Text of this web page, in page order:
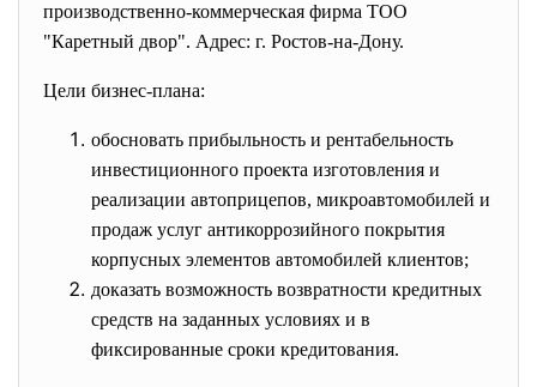
производственно-коммерческая фирма ТОО
"Каретный двор". Адрес: г. Ростов-на-Дону.
Цели бизнес-плана:
обосновать прибыльность и рентабельность
инвестиционного проекта изготовления и
реализации автоприцепов, микроавтомобилей и
продаж услуг антикоррозийного покрытия
корпусных элементов автомобилей клиентов;
доказать возможность возвратности кредитных
средств на заданных условиях и в
фиксированные сроки кредитования.